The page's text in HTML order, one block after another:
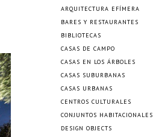
ARQUITECTURA EFÍMERA
BARES Y RESTAURANTES
BIBLIOTECAS
CASAS DE CAMPO
CASAS EN LOS ÁRBOLES
CASAS SUBURBANAS
CASAS URBANAS
CENTROS CULTURALES
CONJUNTOS HABITACIONALES
DESIGN OBJECTS